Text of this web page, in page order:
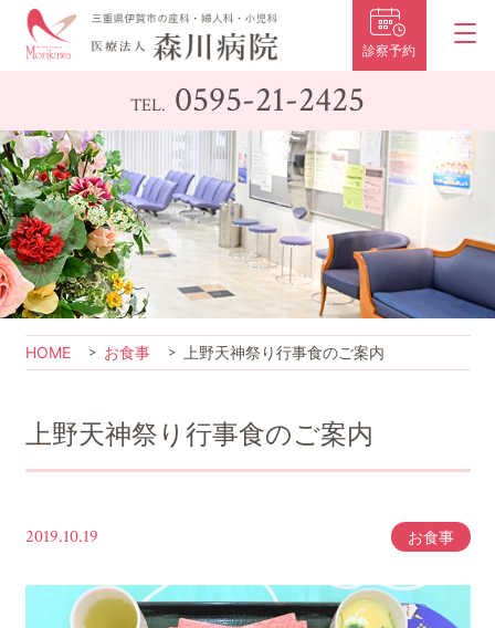
診察予約
TEL. 0595-21-2425
HOME お食事 上野天神祭り行事食のご案内
上野天神祭り行事食のご案内
2019.10.19 お食事